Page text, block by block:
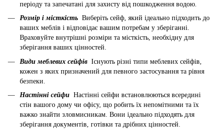
періоду та запечатані для захисту від пошкодження водою.
Розмір і місткість Виберіть сейф, який ідеально підходить до
ваших меблів і відповідає вашим потребам у зберіганні.
Враховуйте внутрішні розміри та місткість, необхідну для
зберігання ваших цінностей.
Види меблевих сейфів Існують різні типи меблевих сейфів,
кожен з яких призначений для певного застосування та рівня
безпеки.
Настінні сейфи Настінні сейфи встановлюються всередині
стін вашого дому чи офісу, що робить їх непомітними та їх
важко знайти зловмисникам. Вони ідеально підходять для
зберігання документів, готівки та дрібних цінностей.